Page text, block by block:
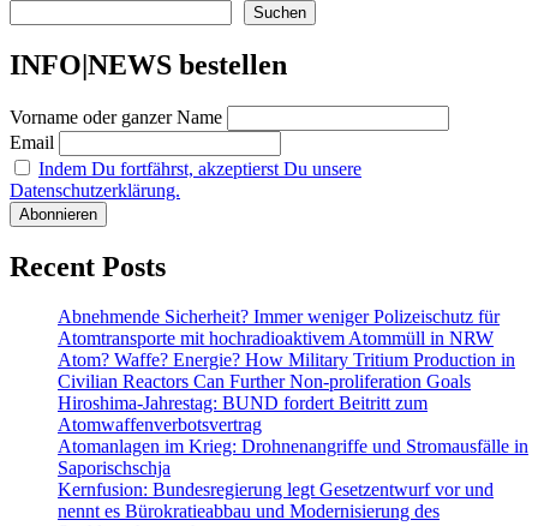
Suchen
INFO|NEWS bestellen
Vorname oder ganzer Name
Email
Indem Du fortfährst, akzeptierst Du unsere
Datenschutzerklärung.
Recent Posts
Abnehmende Sicherheit? Immer weniger Polizeischutz für
Atomtransporte mit hochradioaktivem Atommüll in NRW
Atom? Waffe? Energie? How Military Tritium Production in
Civilian Reactors Can Further Non-proliferation Goals
Hiroshima-Jahrestag: BUND fordert Beitritt zum
Atomwaffenverbotsvertrag
Atomanlagen im Krieg: Drohnenangriffe und Stromausfälle in
Saporischschja
Kernfusion: Bundesregierung legt Gesetzentwurf vor und
nennt es Bürokratieabbau und Modernisierung des